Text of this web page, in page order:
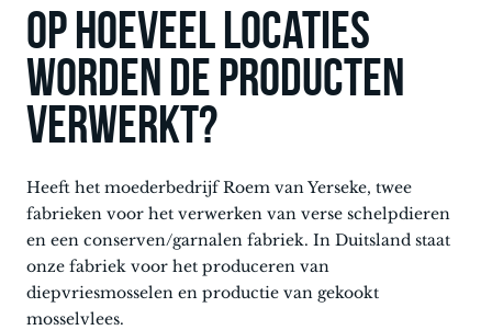
Op hoeveel locaties
worden de producten
verwerkt?
Heeft het moederbedrijf Roem van Yerseke, twee
fabrieken voor het verwerken van verse schelpdieren
en een conserven/garnalen fabriek. In Duitsland staat
onze fabriek voor het produceren van
diepvriesmosselen en productie van gekookt
mosselvlees.